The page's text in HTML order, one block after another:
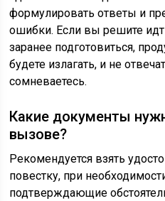
формулировать ответы и
ошибки. Если вы решите
заранее подготовиться,
будете излагать, и не
сомневаетесь.
Какие документы
вызове?
Рекомендуется взять
повестку, при
подтверждающие